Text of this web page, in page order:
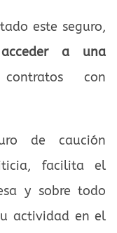
este seguro,
a una
con
de caución
facilita el
y sobre todo
actividad en el